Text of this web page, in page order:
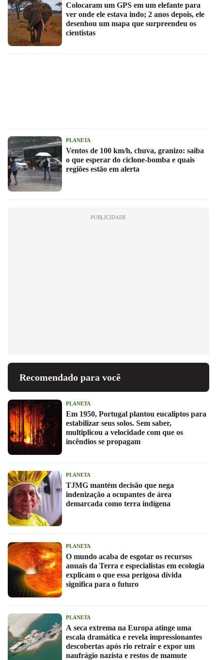
Colocaram um GPS em um elefante para
ver onde ele estava indo; 2 anos depois, ele
desenhou um mapa que surpreendeu os
cientistas
PLANETA
Ventos de 100 km/h, chuva, granizo: saiba
o que esperar do ciclone-bomba e quais
regiões estão em alerta
PUBLICIDADE
Recomendado para você
PLANETA
Em 1950, Portugal plantou eucaliptos para
estabilizar seus solos. Sem saber,
multiplicou a velocidade com que os
incêndios se propagam
PLANETA
TJMG mantém decisão que nega
indenização a ocupantes de área
demarcada como terra indígena
PLANETA
O mundo acaba de esgotar os recursos
anuais da Terra e especialistas em ecologia
explicam o que essa perigosa dívida
significa para o futuro
PLANETA
A seca extrema na Europa atinge uma
escala dramática e revela impressionantes
descobertas após rio retrair e expor um
naufrágio nazista e restos de mamute